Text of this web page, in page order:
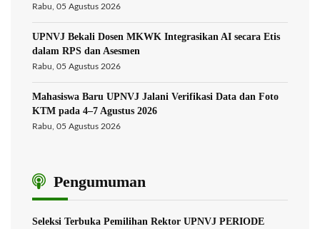
Rabu, 05 Agustus 2026
UPNVJ Bekali Dosen MKWK Integrasikan AI secara Etis
dalam RPS dan Asesmen
Rabu, 05 Agustus 2026
Mahasiswa Baru UPNVJ Jalani Verifikasi Data dan Foto
KTM pada 4–7 Agustus 2026
Rabu, 05 Agustus 2026
Pengumuman
Seleksi Terbuka Pemilihan Rektor UPNVJ PERIODE